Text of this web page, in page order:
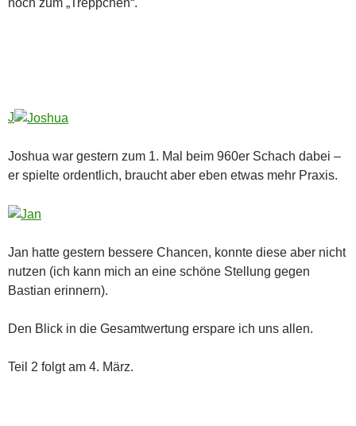
noch zum „Treppchen“.
J
Joshua war gestern zum 1. Mal beim 960er Schach dabei –
er spielte ordentlich, braucht aber eben etwas mehr Praxis.
Jan hatte gestern bessere Chancen, konnte diese aber nicht
nutzen (ich kann mich an eine schöne Stellung gegen
Bastian erinnern).
Den Blick in die Gesamtwertung erspare ich uns allen.
Teil 2 folgt am 4. März.